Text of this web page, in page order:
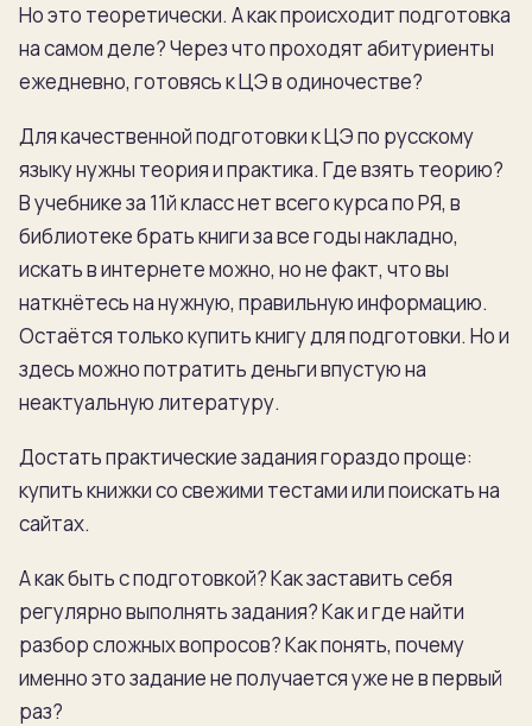
Но это теоретически. А как происходит подготовка
на самом деле? Через что проходят абитуриенты
ежедневно, готовясь к ЦЭ в одиночестве?
Для качественной подготовки к ЦЭ по русскому
языку нужны теория и практика. Где взять теорию?
В учебнике за 11й класс нет всего курса по РЯ, в
библиотеке брать книги за все годы накладно,
искать в интернете можно, но не факт, что вы
наткнётесь на нужную, правильную информацию.
Остаётся только купить книгу для подготовки. Но и
здесь можно потратить деньги впустую на
неактуальную литературу.
Достать практические задания гораздо проще:
купить книжки со свежими тестами или поискать на
сайтах.
А как быть с подготовкой? Как заставить себя
регулярно выполнять задания? Как и где найти
разбор сложных вопросов? Как понять, почему
именно это задание не получается уже не в первый
раз?